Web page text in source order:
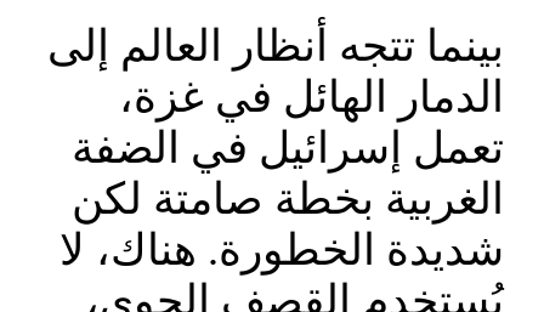
بينما تتجه أنظار العالم إلى
الدمار الهائل في غزة،
تعمل إسرائيل في الضفة
الغربية بخطة صامتة لكن
شديدة الخطورة. هناك، لا
يُستخدم القصف الجوي،